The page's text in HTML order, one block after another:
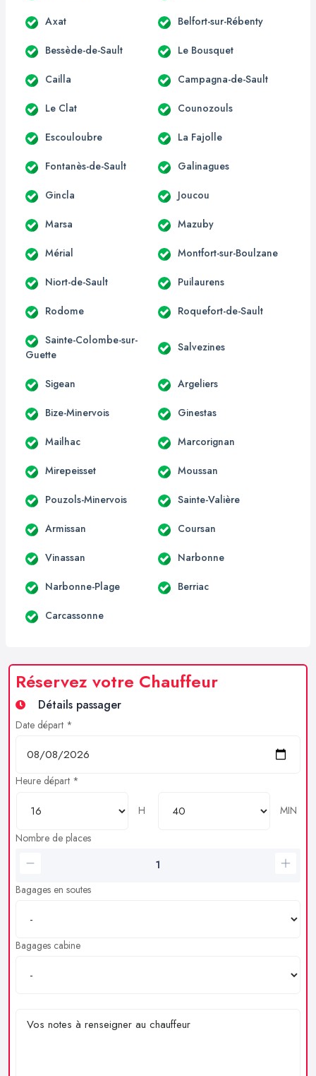
Axat Belfort-sur-Rébenty
Bessède-de-Sault Le Bousquet
Cailla Campagna-de-Sault
Le Clat Counozouls
Escouloubre La Fajolle
Fontanès-de-Sault Galinagues
Gincla Joucou
Marsa Mazuby
Mérial Montfort-sur-Boulzane
Niort-de-Sault Puilaurens
Rodome Roquefort-de-Sault
Sainte-Colombe-sur-
Guette
Salvezines
Sigean Argeliers
Bize-Minervois Ginestas
Mailhac Marcorignan
Mirepeisset Moussan
Pouzols-Minervois Sainte-Valière
Armissan Coursan
Vinassan Narbonne
Narbonne-Plage Berriac
Carcassonne
Réservez votre Chauffeur
Détails passager
Date départ *
Heure départ *
H
MIN
Nombre de places
Bagages en soutes
Bagages cabine